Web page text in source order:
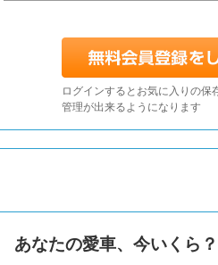
ログインするとお気に入りの保
管理が出来るようになります
あなたの愛車、今いくら？